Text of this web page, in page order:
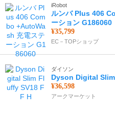
iRobot
ルンバ Plus 406
ーション G186060
¥35,799
EC－TOPショップ
ダイソン
Dyson Digital
¥36,598
アークマーケット